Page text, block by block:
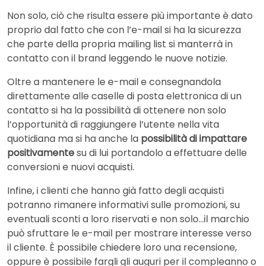
Non solo, ciò che risulta essere più importante è dato
proprio dal fatto che con l’e-mail si ha la sicurezza
che parte della propria mailing list si manterrà in
contatto con il brand leggendo le nuove notizie.
Oltre a mantenere le e-mail e consegnandola
direttamente alle caselle di posta elettronica di un
contatto si ha la possibilità di ottenere non solo
l’opportunità di raggiungere l’utente nella vita
quotidiana ma si ha anche la possibilità di impattare
positivamentesu di lui portandolo a effettuare delle
conversioni e nuovi acquisti.
Infine, i clienti che hanno già fatto degli acquisti
potranno rimanere informativi sulle promozioni, su
eventuali sconti a loro riservati e non solo…il marchio
può sfruttare le e-mail per mostrare interesse verso
il cliente. È possibile chiedere loro una recensione,
oppure è possibile fargli gli auguri per il compleanno o